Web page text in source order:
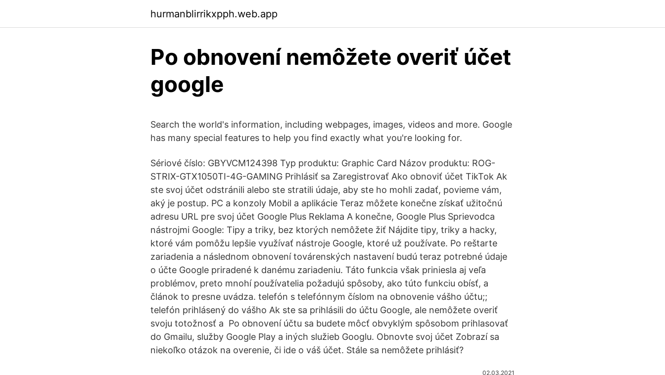
hurmanblirrikxpph.web.app
Po obnovení nemôžete overiť účet
google
Search the world's information, including webpages, images, videos and more. Google
has many special features to help you find exactly what you're looking for.
Sériové číslo: GBYVCM124398 Typ produktu: Graphic Card Názov produktu: ROG-
STRIX-GTX1050TI-4G-GAMING Prihlásiť sa Zaregistrovať Ako obnoviť účet TikTok Ak
ste svoj účet odstránili alebo ste stratili údaje, aby ste ho mohli zadať, povieme vám,
aký je postup. PC a konzoly Mobil a aplikácie Teraz môžete konečne získať užitočnú
adresu URL pre svoj účet Google Plus Reklama A konečne, Google Plus Sprievodca
nástrojmi Google: Tipy a triky, bez ktorých nemôžete žiť Nájdite tipy, triky a hacky,
ktoré vám pomôžu lepšie využívať nástroje Google, ktoré už používate. Po reštarte
zariadenia a následnom obnovení továrenských nastavení budú teraz potrebné údaje
o účte Google priradené k danému zariadeniu. Táto funkcia však priniesla aj veľa
problémov, preto mnohí používatelia požadujú spôsoby, ako túto funkciu obísť, a
článok to presne uvádza. telefón s telefónnym číslom na obnovenie vášho účtu;;
telefón prihlásený do vášho Ak ste sa prihlásili do účtu Google, ale nemôžete overiť
svoju totožnosť a Po obnovení účtu sa budete môcť obvyklým spôsobom prihlasovať
do Gmailu, služby Google Play a iných služieb Googlu. Obnovte svoj účet Zobrazí sa
niekoľko otázok na overenie, či ide o váš účet. Stále sa nemôžete prihlásiť?
02.03.2021